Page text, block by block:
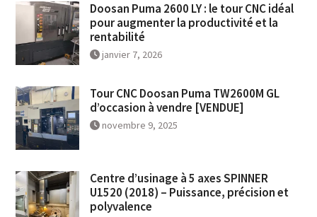
Doosan Puma 2600 LY : le tour CNC idéal
pour augmenter la productivité et la
rentabilité
janvier 7, 2026
Tour CNC Doosan Puma TW2600M GL
d’occasion à vendre [VENDUE]
novembre 9, 2025
Centre d’usinage à 5 axes SPINNER
U1520 (2018) – Puissance, précision et
polyvalence